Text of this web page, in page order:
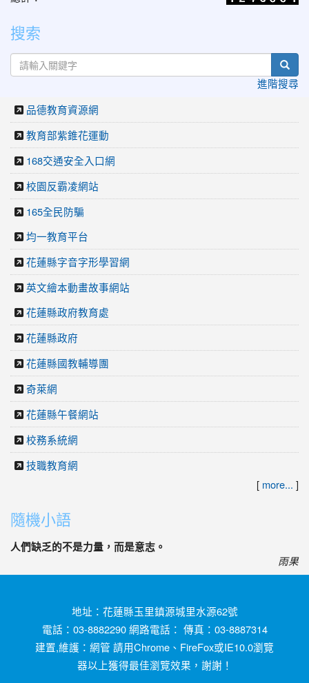
搜索
進階搜尋
品德教育資源網
教育部紫錐花運動
168交通安全入口網
校園反霸凌網站
165全民防騙
均一教育平台
花蓮縣字音字形學習網
英文繪本動畫故事網站
花蓮縣政府教育處
花蓮縣政府
花蓮縣國教輔導團
奇萊網
花蓮縣午餐網站
校務系統網
技職教育網
[ more... ]
隨機小語
人們缺乏的不是力量，而是意志。
雨果
地址：花蓮縣玉里鎮源城里水源62號
電話：03-8882290 網路電話： 傳真：03-8887314
建置,維護： 網管 請用Chrome 、 FireFox或IE10.0瀏覽
器以上獲得最佳瀏覽效果，謝謝！